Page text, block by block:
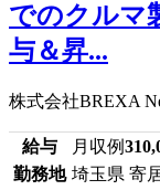
でのクルマ
与＆昇...
株式会社BREXA
給与 月収例
勤務地 埼玉県 寄